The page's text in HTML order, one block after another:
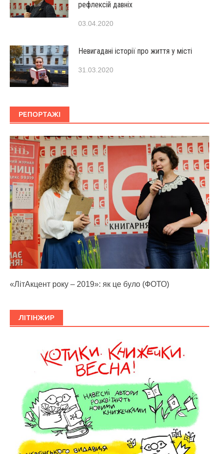
рефлексій давніх
03.04.2020
Невигадані історії про життя у місті
31.03.2020
РЕПОРТАЖІ
«ЛітАкцент року – 2019»: як це було (ФОТО)
ЛІТІНЖИР